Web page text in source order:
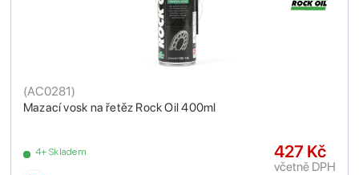
Mazací vosk na řetěz Rock Oil 400ml
(AC0281)
4+ Skladem 427 Kč
včetně DPH